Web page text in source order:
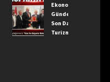
ma
m
İlçe
Baş
Ekonomi
Gündem
Son Dakika
Turizm